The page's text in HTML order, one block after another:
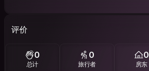
评价
0
总计
0
旅行者
0
房东